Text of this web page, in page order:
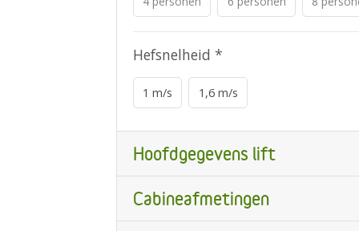
Hefsnelheid *
1 m/s 1,6 m/s
Hoofdgegevens lift
Cabineafmetingen